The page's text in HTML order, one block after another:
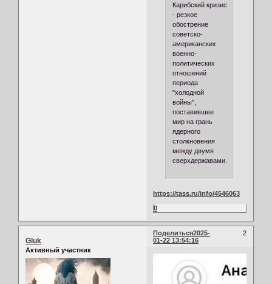
Карибский кризис
- резкое
обострение
советско-
американских
военно-
политических
отношений
периода
"холодной
войны",
поставившее
мир на грань
ядерного
столкновения
между двумя
сверхдержавами.
https://tass.ru/info/4546063
0
Поделиться 2
2025-
01-22 13:54:16
Gluk
Активный участник